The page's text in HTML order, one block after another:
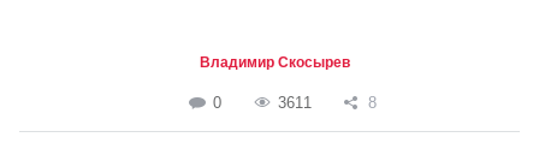
Владимир Скосырев
0 3611 8